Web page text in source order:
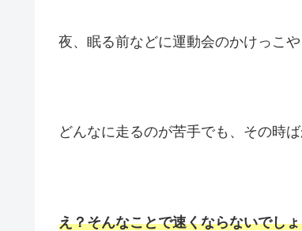
夜、眠る前などに運動会のかけっこ
どんなに走るのが苦手でも、その時
え？そんなことで速くならないでし